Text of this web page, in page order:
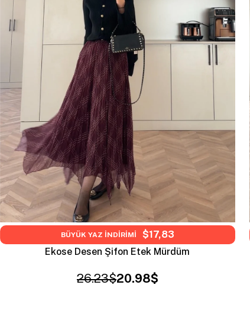
Ekose Desen Şifon Etek Mürdüm
20.98$
26.23$
BÜYÜK YAZ İNDİRİMİ $17,83